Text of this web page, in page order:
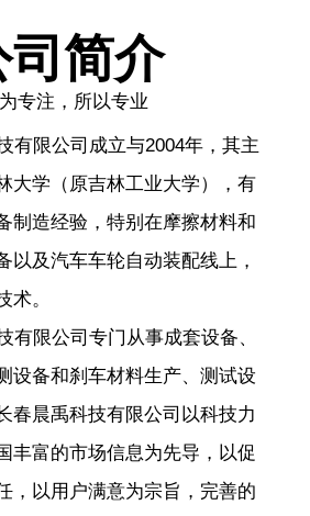
司简介
专注，所以专业
限公司成立与2004年，其主
大学（原吉林工业大学），有
制造经验，特别在摩擦材料和
以及汽车车轮自动装配线上，
术。
限公司专门从事成套设备、
设备和刹车材料生产、测试设
春晨禹科技有限公司以科技力
丰富的市场信息为先导，以促
，以用户满意为宗旨，完善的